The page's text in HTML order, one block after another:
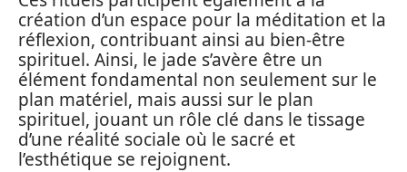
création d’un espace pour la méditation et la
réflexion, contribuant ainsi au bien-être
spirituel. Ainsi, le jade s’avère être un
élément fondamental non seulement sur le
plan matériel, mais aussi sur le plan
spirituel, jouant un rôle clé dans le tissage
d’une réalité sociale où le sacré et
l’esthétique se rejoignent.